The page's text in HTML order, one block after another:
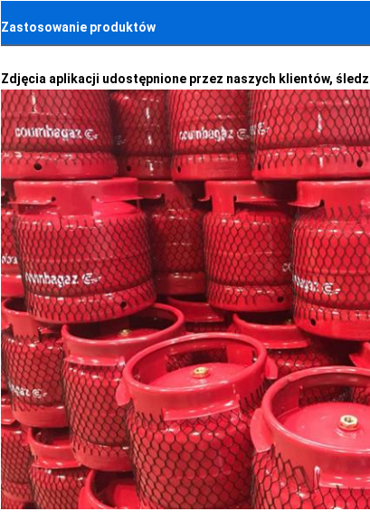
Zastosowanie produktów
Zdjęcia aplikacji udostępnione przez naszych klientów,